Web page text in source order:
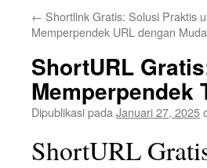
← Shortlink Gratis: Solusi Praktis
Memperpendek URL dengan
ShortURL
Memperpendek
Dipublikasi pada Januari 27, 2025
ShortURL